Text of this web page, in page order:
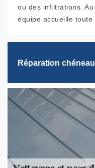
ou des infiltrations.
équipe accueille toute
Réparation